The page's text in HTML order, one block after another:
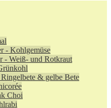
- Kohlgemüse
- Weiß- und Rotkraut
& gelbe Bete
Choi